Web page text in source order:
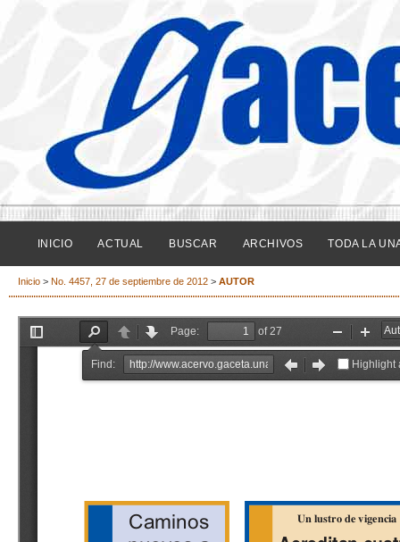
INICIO ACTUAL BUSCAR ARCHIVOS TODA LA
Inicio > No. 4457, 27 de septiembre de 2012 > AUTOR